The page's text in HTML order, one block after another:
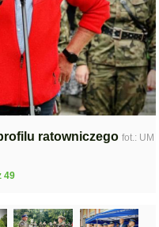
ratowniczego fot.: UM
49